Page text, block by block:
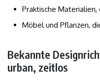
Praktische
Möbel und Pflanzen,
Bekannte
urban, zeitlos